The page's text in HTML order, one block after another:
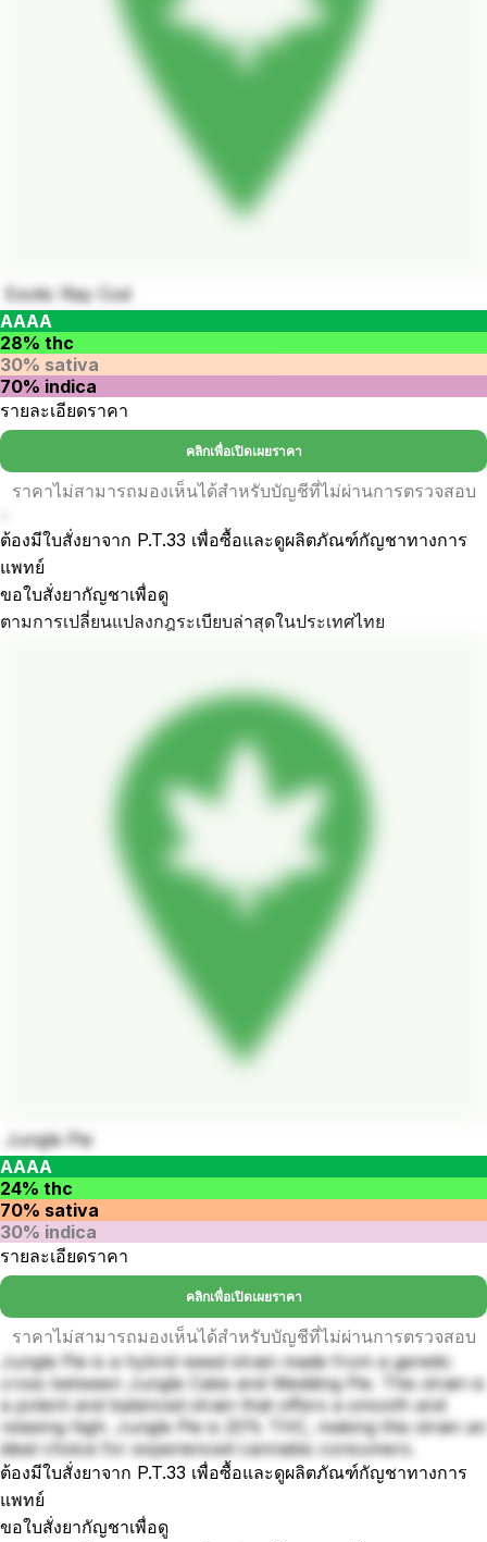
Exotic Ray Cod
AAAA
28% thc
30% sativa
70% indica
รายละเอียดราคา
คลิกเพื่อเปิดเผยราคา
ราคาไม่สามารถมองเห็นได้สำหรับบัญชีที่ไม่ผ่านการตรวจสอบ
ต้องมีใบสั่งยาจาก P.T.33 เพื่อซื้อและดูผลิตภัณฑ์กัญชาทางการ
แพทย์
ขอใบสั่งยากัญชาเพื่อดู
ตามการเปลี่ยนแปลงกฎระเบียบล่าสุดในประเทศไทย
Jungle Pie
AAAA
24% thc
70% sativa
30% indica
รายละเอียดราคา
คลิกเพื่อเปิดเผยราคา
ราคาไม่สามารถมองเห็นได้สำหรับบัญชีที่ไม่ผ่านการตรวจสอบ
Jungle Pie is a hybrid weed strain made from a genetic
cross between Jungle Cake and Wedding Pie. This strain is
a potent and balanced strain that offers a smooth and
relaxing high. Jungle Pie is 20% THC, making this strain an
ideal choice for experienced cannabis consumers.
ต้องมีใบสั่งยาจาก P.T.33 เพื่อซื้อและดูผลิตภัณฑ์กัญชาทางการ
แพทย์
ขอใบสั่งยากัญชาเพื่อดู